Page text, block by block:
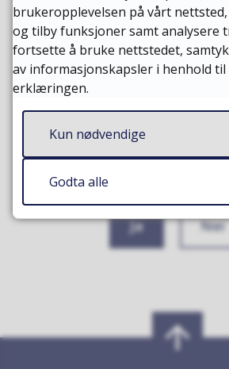
Fant du det du lette
Ja Nei
brukeropplevelsen på vårt
og tilby funksjoner samt analysere
fortsette å bruke nettstedet,
av informasjonskapsler i henhold til
erklæringen.
Kun nødvendige
Godta alle